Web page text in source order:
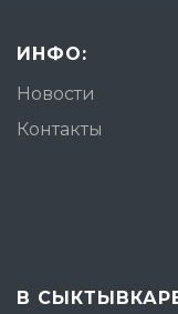
ИНФО:
Новости
Контакты
В